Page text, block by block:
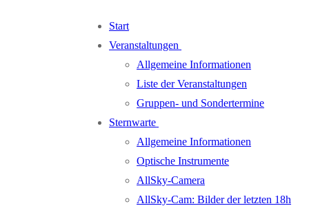
Start
Veranstaltungen
Allgemeine Informationen
Liste der Veranstaltungen
Gruppen- und Sondertermine
Sternwarte
Allgemeine Informationen
Optische Instrumente
AllSky-Camera
AllSky-Cam: Bilder der letzten 18h